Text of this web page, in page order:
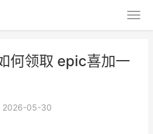
何领取 epic喜加一
2026-05-30